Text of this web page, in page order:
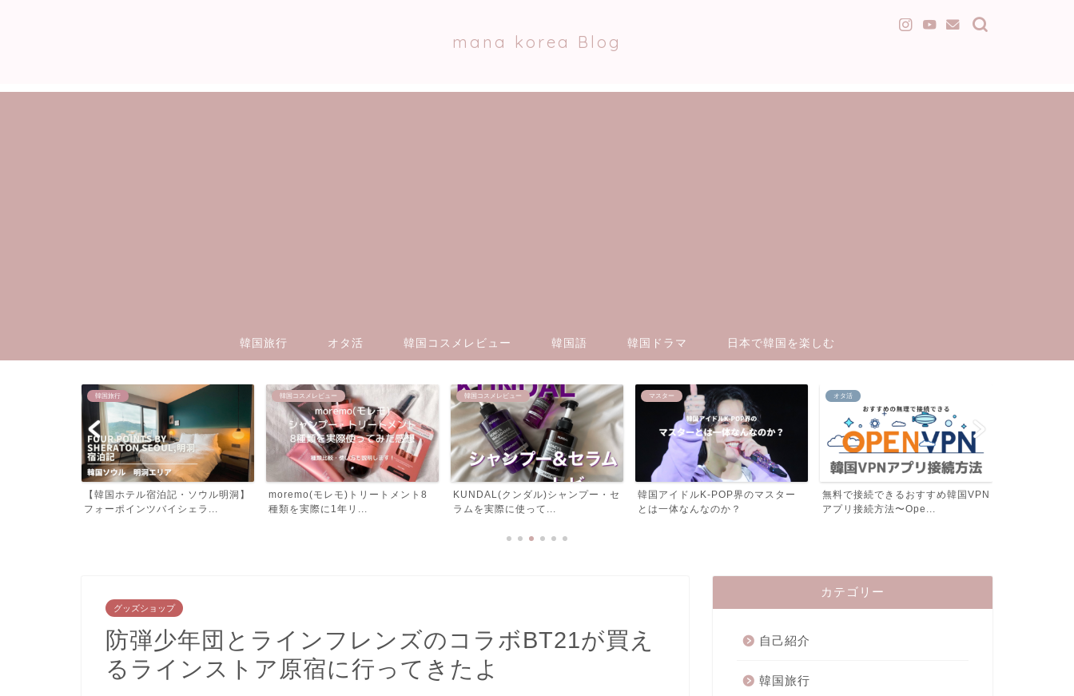
mana korea Blog
韓国旅行 オタ活 韓国コスメレビュー 韓国語 韓国ドラマ 日本で韓国を楽しむ
韓国コスメレビュー
moremo(モレモ)トリートメント8
種類を実際に1年リ...
韓国コスメレビュー
KUNDAL(クンダル)シャンプー・セ
ラムを実際に使って...
マスター
韓国アイドルK-POP界のマスター
とは一体なんなのか？
オタ活
無料で接続できるおすすめ韓国VPN
アプリ接続方法〜Ope...
韓国旅行
【韓国ホテル宿泊記・ソウル弘大】
RYSE,オートグラフコ...
グッズショップ
防弾少年団とラインフレンズのコラボBT21が買え
るラインストア原宿に行ってきたよ
カテゴリー
自己紹介
韓国旅行